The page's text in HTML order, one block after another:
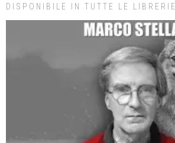
DISPONIBILE IN TUTTE LE LIBRERIE